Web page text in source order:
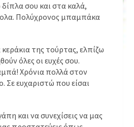
σου και στα καλά,
Πολύχρονος μπαμπάκα
της τούρτας, ελπίζω
όλες οι ευχές σου.
Χρόνια πολλά στον
Σε ευχαριστώ που είσαι
και να συνεχίσεις να μας